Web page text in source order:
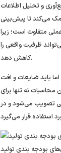
و تحلیل اطلاعات
می‌کند تا پیش‌بینی
متفاوت است؛ زیرا
ظرفیت واقعی را
کاهش دهد.
باید ضایعات و افت
محاسبات نه تنها برای
تصویب می‌شود و در
بودجه‌ بندی تولید